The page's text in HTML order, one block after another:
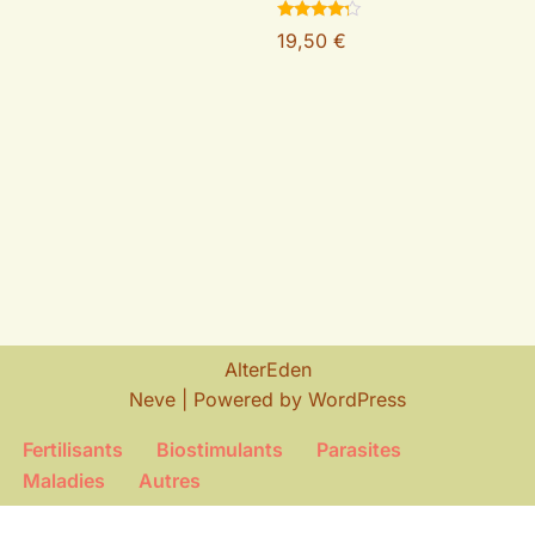
Note
4.00
19,50€
AlterEden
Neve | Powered by WordPress
Fertilisants Biostimulants
Parasites
Maladies
Autres